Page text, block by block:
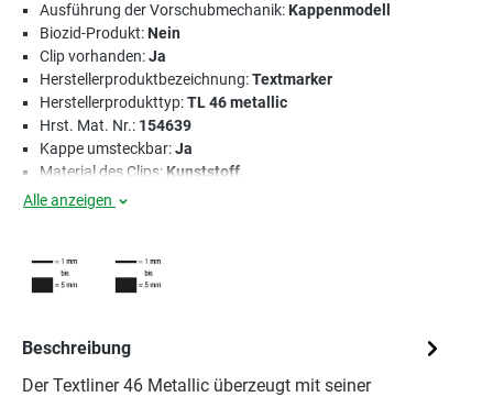
Ausführung der Vorschubmechanik:Kappenmodell
Biozid-Produkt:Nein
Clip vorhanden:Ja
Herstellerproduktbezeichnung:Textmarker
Herstellerprodukttyp:TL 46 metallic
Hrst. Mat. Nr.: 154639
Kappe umsteckbar:Ja
Material des Clips: Kunststoff
Alle anzeigen
Beschreibung
Der Textliner 46 Metallic überzeugt mit seiner